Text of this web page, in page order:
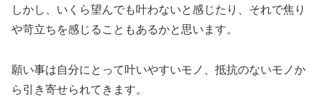
しかし、いくら望んでも叶わないと感じたり、それで焦り
や苛立ちを感じることもあるかと思います。
願い事は自分にとって叶いやすいモノ、抵抗のないモノか
ら引き寄せられてきます。